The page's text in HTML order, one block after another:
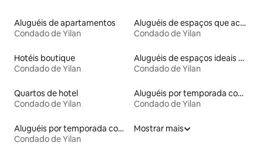
Aluguéis de apartamentos
Condado de Yilan
Aluguéis de espaços que aceitam animais de estimação
Condado de Yilan
Hotéis boutique
Condado de Yilan
Aluguéis de espaços ideais para famílias
Condado de Yilan
Quartos de hotel
Condado de Yilan
Aluguéis por temporada com café da manhã
Condado de Yilan
Aluguéis por temporada com acesso à praia
Condado de Yilan
Mostrar mais